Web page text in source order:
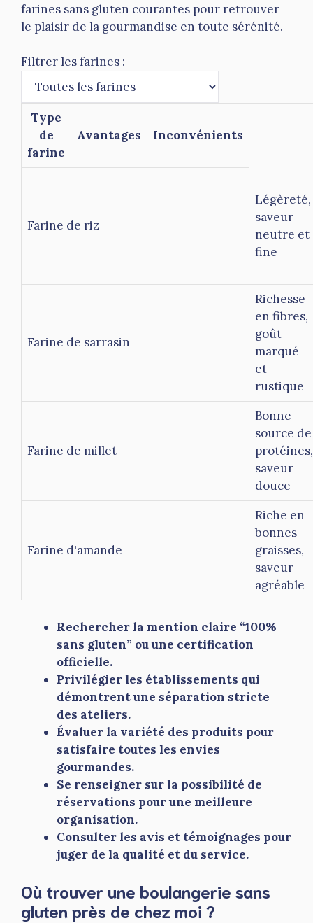
farines sans gluten courantes pour retrouver
le plaisir de la gourmandise en toute sérénité.
Filtrer les farines :
Type
de
farine
Avantages Inconvénients
Farine de riz
Légèreté,
saveur
neutre et
fine
Farine de sarrasin
Richesse
en fibres,
goût
marqué
et
rustique
Farine de millet
Bonne
source de
protéines,
saveur
douce
Farine d'amande
Riche en
bonnes
graisses,
saveur
agréable
Rechercher la mention claire “100%
sans gluten” ou une certification
officielle.
Privilégier les établissements qui
démontrent une séparation stricte
des ateliers.
Évaluer la variété des produits pour
satisfaire toutes les envies
gourmandes.
Se renseigner sur la possibilité de
réservations pour une meilleure
organisation.
Consulter les avis et témoignages pour
juger de la qualité et du service.
Où trouver une boulangerie sans
gluten près de chez moi ?